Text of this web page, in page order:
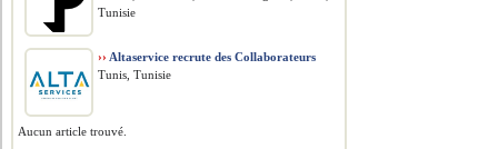
Tunisie
›› Altaservice recrute des Collaborateurs
Tunis, Tunisie
Aucun article trouvé.